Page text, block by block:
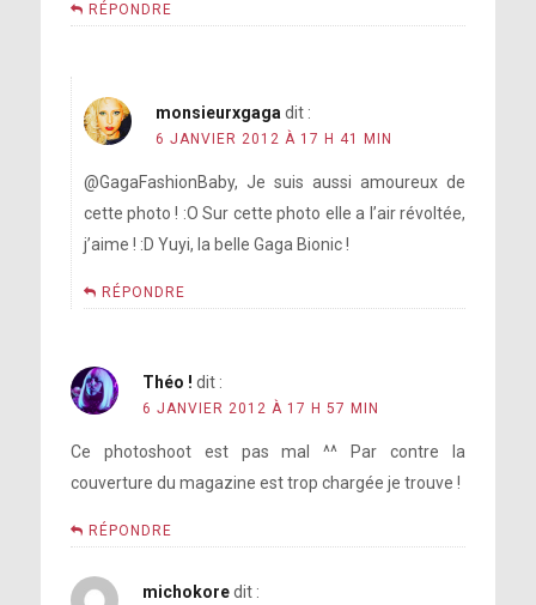
RÉPONDRE
monsieurxgaga dit :
6 JANVIER 2012 À 17 H 41 MIN
@GagaFashionBaby, Je suis aussi amoureux de
cette photo ! :O Sur cette photo elle a l’air révoltée,
j’aime ! :D Yuyi, la belle Gaga Bionic !
RÉPONDRE
Théo ! dit :
6 JANVIER 2012 À 17 H 57 MIN
Ce photoshoot est pas mal ^^ Par contre la
couverture du magazine est trop chargée je trouve !
RÉPONDRE
michokore dit :